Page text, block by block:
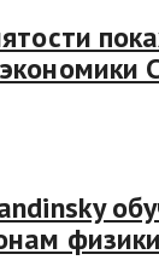
физики